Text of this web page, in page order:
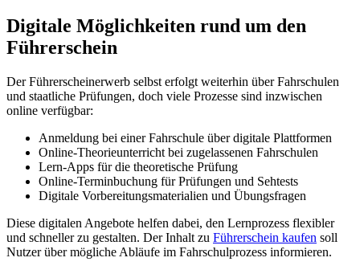
Digitale Möglichkeiten rund um den
Führerschein
Der Führerscheinerwerb selbst erfolgt weiterhin über Fahrschulen
und staatliche Prüfungen, doch viele Prozesse sind inzwischen
online verfügbar:
Anmeldung bei einer Fahrschule über digitale Plattformen
Online-Theorieunterricht bei zugelassenen Fahrschulen
Lern-Apps für die theoretische Prüfung
Online-Terminbuchung für Prüfungen und Sehtests
Digitale Vorbereitungsmaterialien und Übungsfragen
Diese digitalen Angebote helfen dabei, den Lernprozess flexibler
und schneller zu gestalten. Der Inhalt zu Führerschein kaufen soll
Nutzer über mögliche Abläufe im Fahrschulprozess informieren.